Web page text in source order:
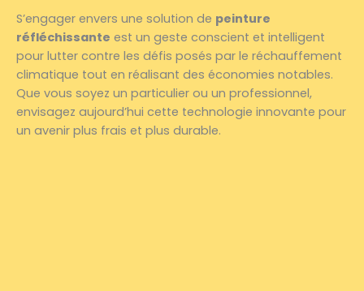
S’engager envers une solution de peinture
réfléchissante est un geste conscient et intelligent
pour lutter contre les défis posés par le réchauffement
climatique tout en réalisant des économies notables.
Que vous soyez un particulier ou un professionnel,
envisagez aujourd’hui cette technologie innovante pour
un avenir plus frais et plus durable.